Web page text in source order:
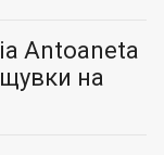
Antoaneta
на